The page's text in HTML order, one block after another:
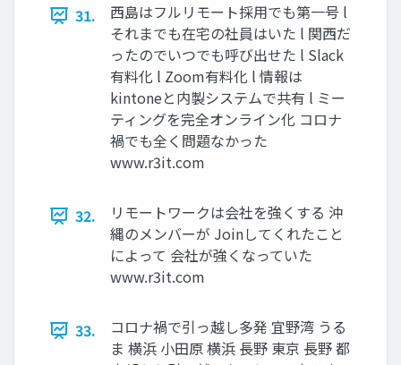
31.
西島はフルリモート採用でも第一号 l
それまでも在宅の社員はいた l 関西だ
ったのでいつでも呼び出せた l Slack
有料化 l Zoom有料化 l 情報は
kintoneと内製システムで共有 l ミー
ティングを完全オンライン化 コロナ
禍でも全く問題なかった
www.r3it.com
32.
リモートワークは会社を強くする 沖
縄のメンバーが Joinしてくれたこと
によって 会社が強くなっていた
www.r3it.com
33.
コロナ禍で引っ越し多発 宜野湾 うる
ま 横浜 小田原 横浜 長野 東京 長野 都